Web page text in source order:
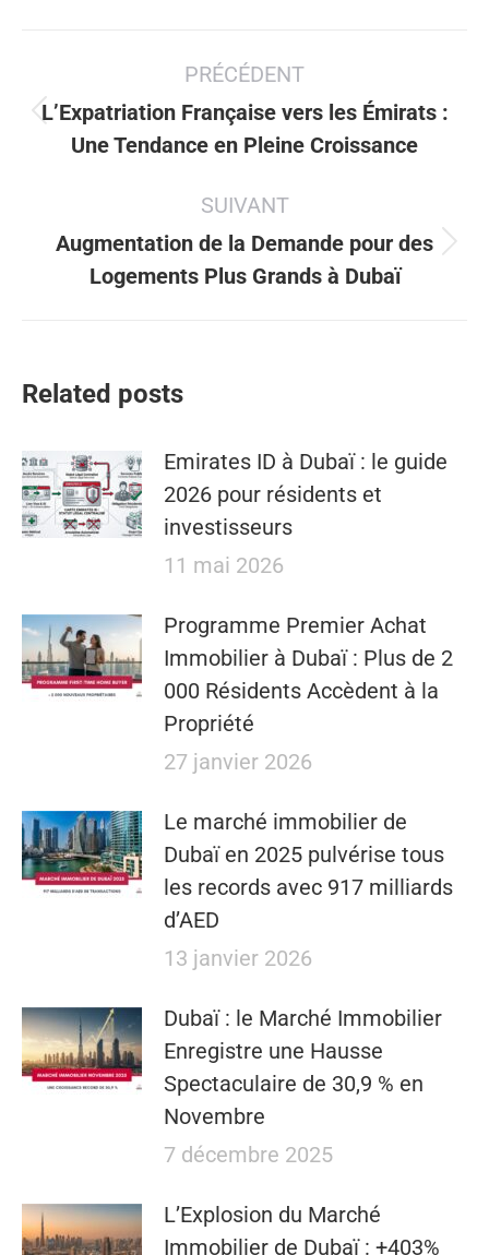
article
PRÉCÉDENT
Article
précédent
L’Expatriation Française vers les Émirats :
Une Tendance en Pleine Croissance
SUIVANT
Article
suivant
Augmentation de la Demande pour des
Logements Plus Grands à Dubaï
Related posts
Emirates ID à Dubaï : le guide
2026 pour résidents et
investisseurs
11 mai 2026
​​Programme Premier Achat
Immobilier à Dubaï : Plus de 2
000 Résidents Accèdent à la
Propriété
27 janvier 2026
Le marché immobilier de
Dubaï en 2025 pulvérise tous
les records avec 917 milliards
d’AED
13 janvier 2026
Dubaï : le Marché Immobilier
Enregistre une Hausse
Spectaculaire de 30,9 % en
Novembre
7 décembre 2025
L’Explosion du Marché
Immobilier de Dubaï : +403%